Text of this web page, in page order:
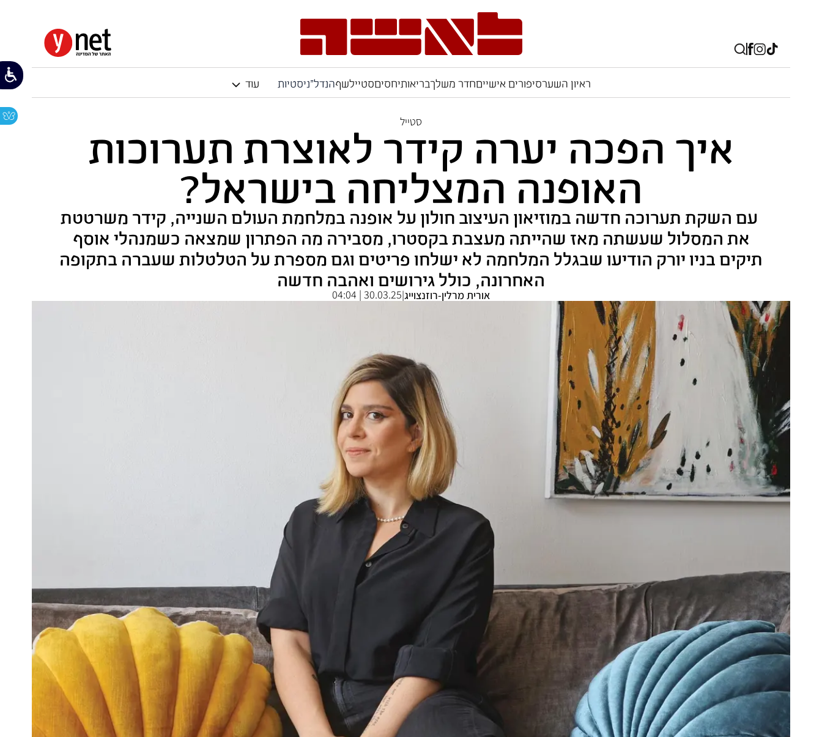
ראיון השערסיפורים אישייםחדר משלךבריאותיחסיםסטיילשףהנדל"ניסטיות עוד
סטייל
איך הפכה יערה קידר לאוצרת תערוכות
האופנה המצליחה בישראל?
עם השקת תערוכה חדשה במוזיאון העיצוב חולון על אופנה במלחמת העולם השנייה, קידר משרטטת
את המסלול שעשתה מאז שהייתה מעצבת בקסטרו, מסבירה מה הפתרון שמצאה כשמנהלי אוסף
תיקים בניו יורק הודיעו שבגלל המלחמה לא ישלחו פריטים וגם מספרת על הטלטלות שעברה בתקופה
האחרונה, כולל גירושים ואהבה חדשה
אורית מרלין-רוזנצוייג|
30.03.25 | 04:04